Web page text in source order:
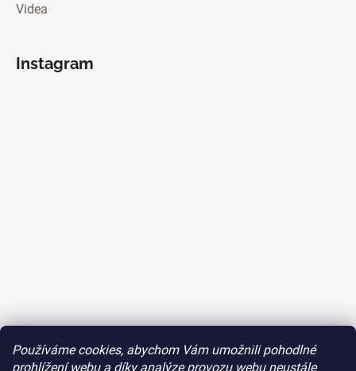
Používáme cookies, abychom Vám umožnili pohodlné
prohlížení webu a díky analýze provozu webu neustále
Videa
Instagram
Sledovat na Instagramu